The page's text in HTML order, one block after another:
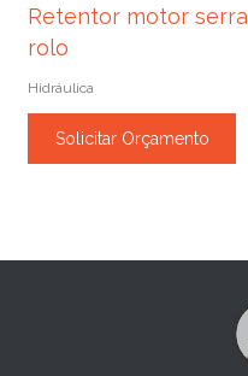
Retentor motor serra
rolo
Hidráulica
Solicitar Orçamento